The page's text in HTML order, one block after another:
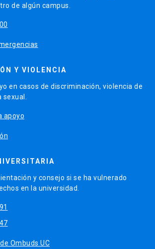
de algún campus.
Y VIOLENCIA
en casos de discriminación, violencia de
sexual.
apoyo
y consejo si se ha vulnerado
en la universidad.
Ombuds UC